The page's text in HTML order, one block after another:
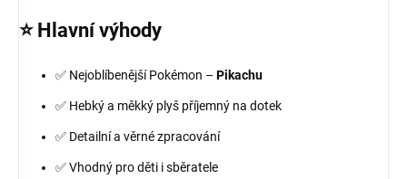
⭐ Hlavní výhody
✅ Nejoblíbenější Pokémon – Pikachu
✅ Hebký a měkký plyš příjemný na dotek
✅ Detailní a věrné zpracování
✅ Vhodný pro děti i sběratele